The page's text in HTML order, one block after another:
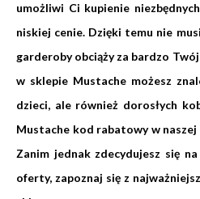
umożliwi Ci kupienie
niskiej cenie. Dzięki temu nie
garderoby obciąży za bardzo
w sklepie Mustache możesz
dzieci, ale również dorosłych
Mustache kod rabatowy w
Zanim jednak zdecydujesz się
oferty, zapoznaj się z